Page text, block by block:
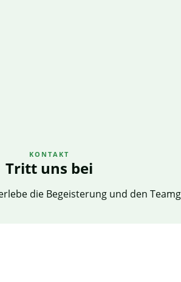
KONTAKT
Tritt uns bei
die Begeisterung und den